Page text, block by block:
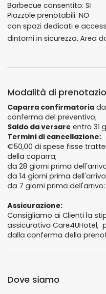
Barbecue consentito: SI
Piazzole prenotabili: NO
con spazi dedicati e
dintorni in sicurezza. Area
Modalità di
Caparra confirmatoria
conferma del preventivo;
Saldo da versare entro 31
Termini di cancellazione:
€50,00 di spese fisse
della caparra;
da 28 giorni prima
da 14 giorni prima
da 7 giorni prima
Assicurazione:
Consigliamo ai Clienti la
assicurativa Care4UHotel,
dalla conferma della
Dove siamo